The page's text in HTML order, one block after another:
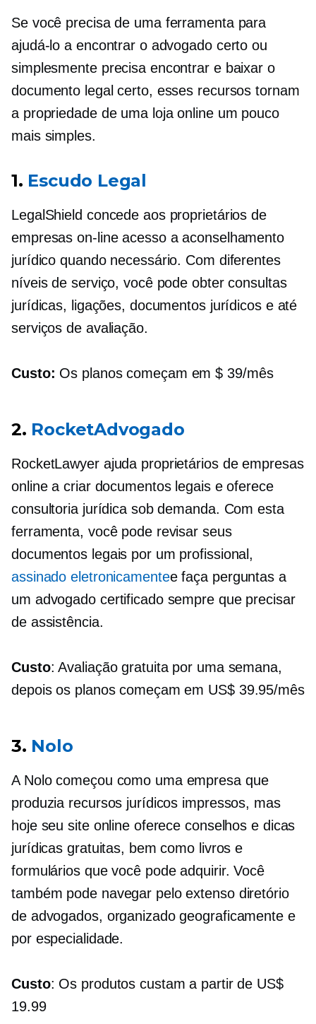
Se você precisa de uma ferramenta para
ajudá-lo a encontrar o advogado certo ou
simplesmente precisa encontrar e baixar o
documento legal certo, esses recursos tornam
a propriedade de uma loja online um pouco
mais simples.
1. Escudo Legal
LegalShield concede aos proprietários de
empresas on-line acesso a aconselhamento
jurídico quando necessário. Com diferentes
níveis de serviço, você pode obter consultas
jurídicas, ligações, documentos jurídicos e até
serviços de avaliação.
Custo: Os planos começam em $ 39/mês
2. RocketAdvogado
RocketLawyer ajuda proprietários de empresas
online a criar documentos legais e oferece
consultoria jurídica sob demanda. Com esta
ferramenta, você pode revisar seus
documentos legais por um profissional,
assinado eletronicamentee faça perguntas a
um advogado certificado sempre que precisar
de assistência.
Custo: Avaliação gratuita por uma semana,
depois os planos começam em US$ 39.95/mês
3. Nolo
A Nolo começou como uma empresa que
produzia recursos jurídicos impressos, mas
hoje seu site online oferece conselhos e dicas
jurídicas gratuitas, bem como livros e
formulários que você pode adquirir. Você
também pode navegar pelo extenso diretório
de advogados, organizado geograficamente e
por especialidade.
Custo: Os produtos custam a partir de US$
19.99